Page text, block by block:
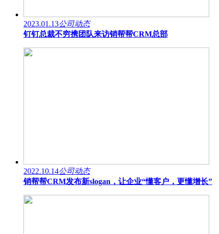
2023.01.13公司动态
钉钉总裁不穷携团队来访销帮帮CRM总部
2022.10.14公司动态
销帮帮CRM发布新slogan，让企业“懂客户，更懂增长”